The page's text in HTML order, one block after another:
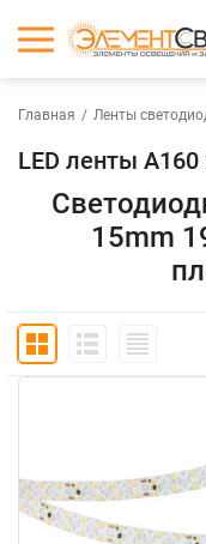
Главная / Ленты
LED ленты
15mm